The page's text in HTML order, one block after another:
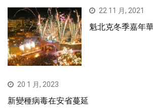
22 11 月, 2021
魁北克冬季嘉年
20 1 月, 2023
新變種病毒在安省蔓延